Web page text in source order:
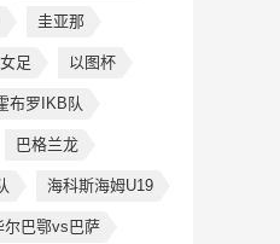
圭亚那
足 以图杯
布罗IKB队
巴格兰龙
海科斯海姆U19
尔巴鄂vs巴萨